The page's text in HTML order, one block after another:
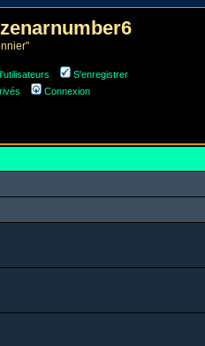
S'enregistrer
Connexion